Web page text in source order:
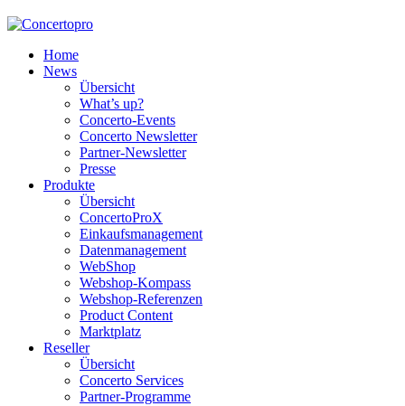
Home
News
Übersicht
What’s up?
Concerto-Events
Concerto Newsletter
Partner-Newsletter
Presse
Produkte
Übersicht
ConcertoProX
Einkaufsmanagement
Datenmanagement
WebShop
Webshop-Kompass
Webshop-Referenzen
Product Content
Marktplatz
Reseller
Übersicht
Concerto Services
Partner-Programme